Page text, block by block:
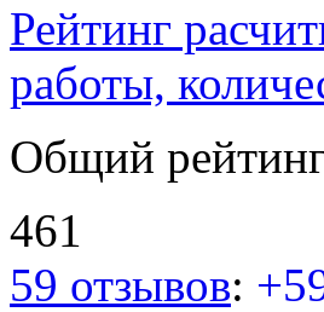
Рейтинг
работы,
Общий
461
59 отзывов: